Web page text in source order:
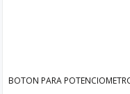
BOTON PARA